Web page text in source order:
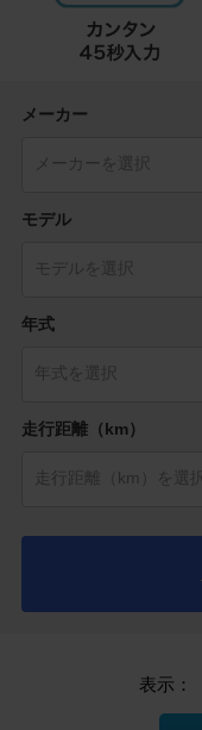
メーカー
モデル
年式
走行距離（km）
表示：